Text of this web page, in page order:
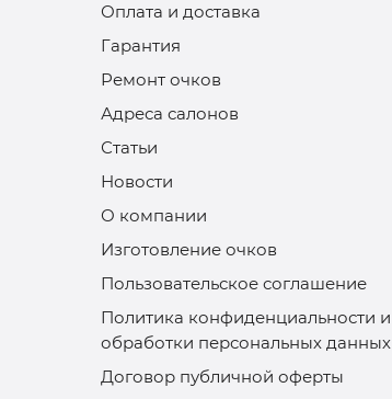
Оплата и доставка
Гарантия
Ремонт очков
Адреса салонов
Статьи
Новости
О компании
Изготовление очков
Пользовательское соглашение
Политика конфиденциальности и
обработки персональных данных
Договор публичной оферты